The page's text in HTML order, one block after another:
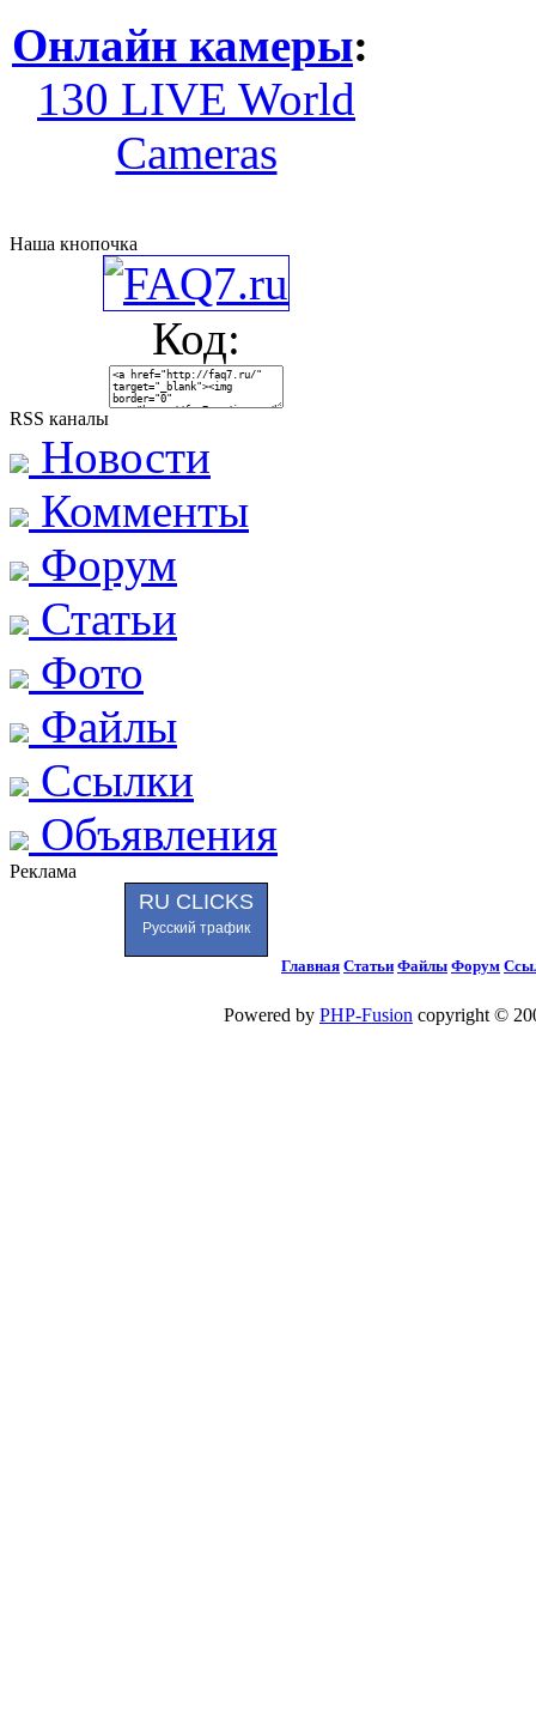
Онлайн камеры:
130 LIVE World
Cameras
Наша кнопочка
Код:
RSS каналы
Новости
Комменты
Форум
Статьи
Фото
Файлы
Ссылки
Объявления
Реклама
RU CLICKS
Русский трафик
Главная Статьи Файлы Форум
Powered by PHP-Fusion copyright ©